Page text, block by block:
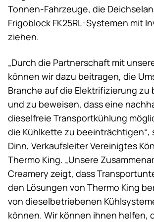
Tonnen-Fahrzeuge, die
Frigoblock FK25RL-Systemen mit
ziehen.
„Durch die Partnerschaft mit
können wir dazu beitragen, die
Branche auf die Elektrifizierung
und zu beweisen, dass eine
dieselfreie Transportkühlung
die Kühlkette zu beeinträchtigen“,
Dinn, Verkaufsleiter Vereinigtes
Thermo King. „Unsere
Creamery zeigt, dass
den Lösungen von Thermo King
von dieselbetriebenen
können. Wir können ihnen helfen,